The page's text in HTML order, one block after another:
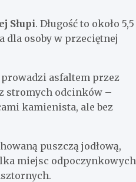
Słupi. Długość to około 5,5
dla osoby w przeciętnej
prowadzi asfaltem przez
stromych odcinków –
kamienista, ale bez
puszczą jodłową,
miejsc odpoczynkowych